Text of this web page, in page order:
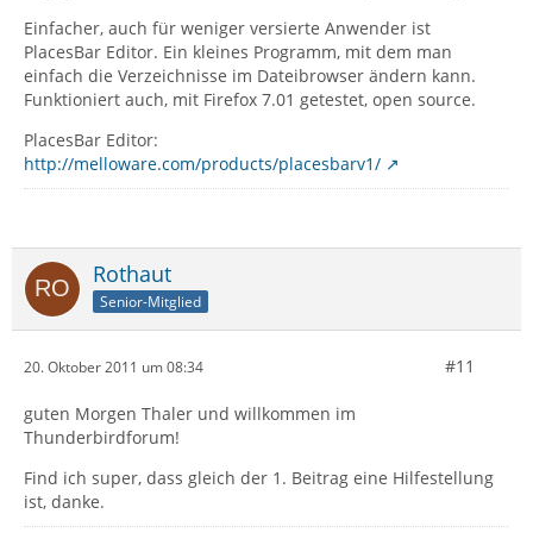
Einfacher, auch für weniger versierte Anwender ist
PlacesBar Editor. Ein kleines Programm, mit dem man
einfach die Verzeichnisse im Dateibrowser ändern kann.
Funktioniert auch, mit Firefox 7.01 getestet, open source.
PlacesBar Editor:
http://melloware.com/products/placesbarv1/
Rothaut
Senior-Mitglied
20. Oktober 2011 um 08:34 #11
guten Morgen Thaler und willkommen im
Thunderbirdforum!
Find ich super, dass gleich der 1. Beitrag eine Hilfestellung
ist, danke.